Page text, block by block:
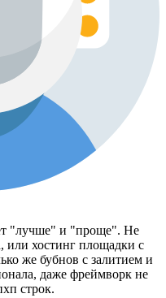
"лучше" и "проще". Не
или хостинг площадки с
же бубнов с залитием и
даже фреймворк не
строк.